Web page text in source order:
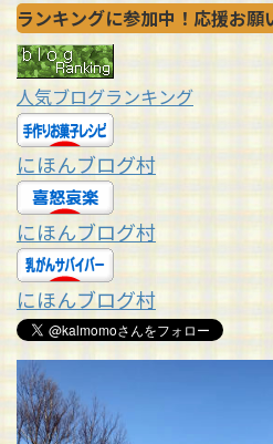
ランキングに参加中！応援お願
人気ブログランキング
にほんブログ村
にほんブログ村
にほんブログ村